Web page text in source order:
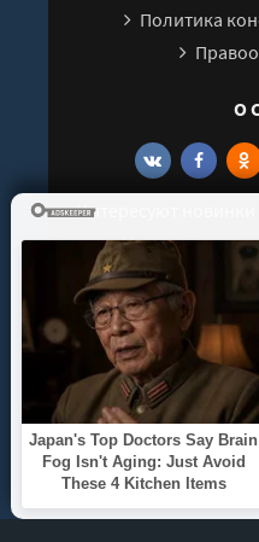
Политика
О
Интересуют
нам. У нас можно
старые
друзьями
© 2021 - 2026